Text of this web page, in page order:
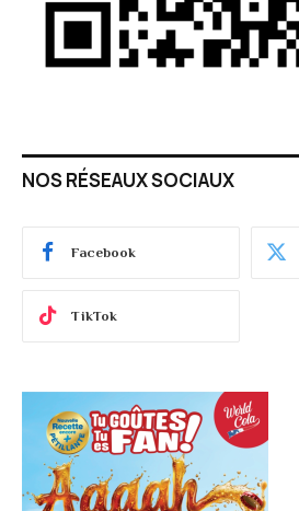
NOS RÉSEAUX SOCIAUX
Facebook
TikTok